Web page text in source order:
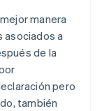
manera
asociados a
de la
pero
también